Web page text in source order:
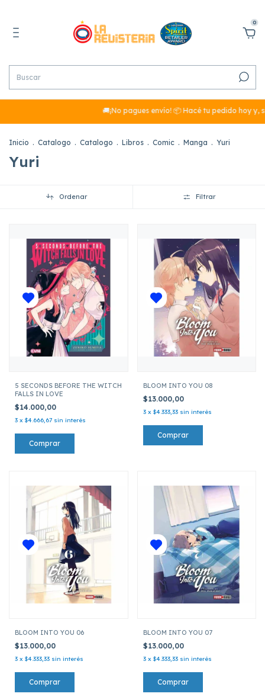
0
🚚¡No pagues envío! 📦 Hacé tu pedido hoy y, si
Inicio . Catalogo . Catalogo . Libros . Comic . Manga . Yuri
Yuri
Ordenar Filtrar
5 SECONDS BEFORE THE WITCH
FALLS IN LOVE
$14.000,00
3 x $4.666,67 sin interés
BLOOM INTO YOU 08
$13.000,00
3 x $4.333,33 sin interés
BLOOM INTO YOU 06
$13.000,00
3 x $4.333,33 sin interés
BLOOM INTO YOU 07
$13.000,00
3 x $4.333,33 sin interés